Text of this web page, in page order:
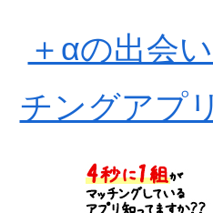
＋αの出会
チングアプ